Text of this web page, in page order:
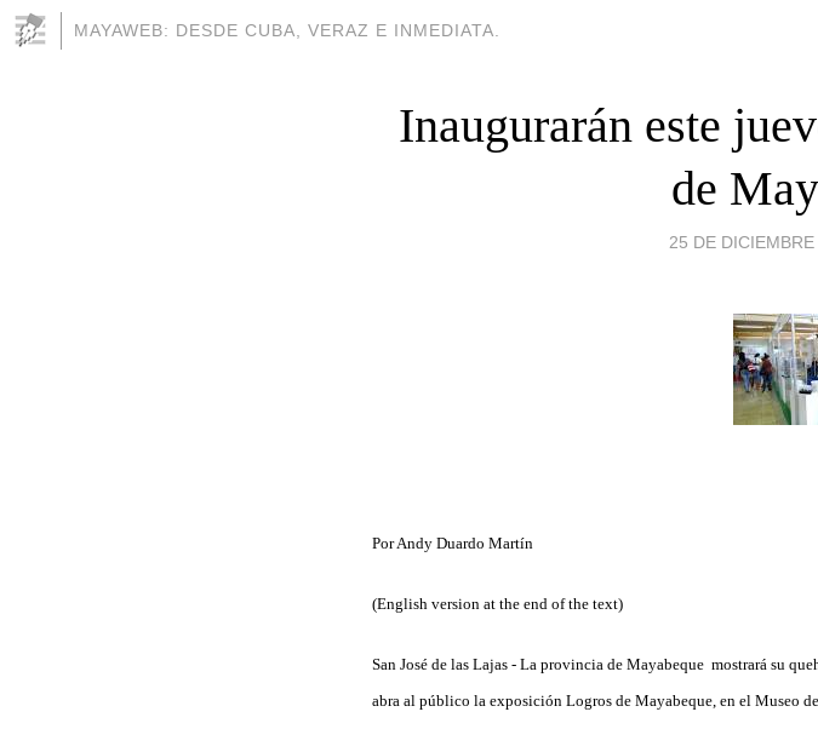
MAYAWEB: DESDE CUBA, VERAZ E INMEDIATA.
Inaugurarán este
de
25 DE
Por Andy Duardo Martín
(English version at the end of the text)
San José de las Lajas - La provincia de Mayabeque mostrará su
abra al público la exposición Logros de Mayabeque, en el Museo